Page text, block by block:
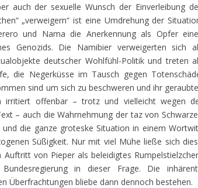
auch der sexuelle Wunsch der Einverleibung
„verweigern“ ist eine Umdrehung der
und Nama die Anerkennung als Opfer
Genozids. Die Namibier verweigerten sich
deutscher Wohlfühl-Politik und treten
die Negerküsse im Tausch gegen
sind um sich zu beschweren und ihr
irritiert offenbar – trotz und vielleicht wegen
– auch die Wahrnehmung der taz von
die ganze groteske Situation in einem
Süßigkeit. Nur mit viel Mühe ließe sich
von Pieper als beleidigtes
in dieser Frage. Die
Überfrachtungen bliebe dann dennoch bestehen.